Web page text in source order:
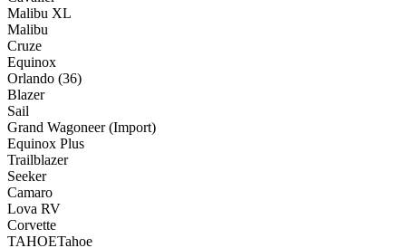
Malibu XL
Malibu
Cruze
Equinox
Orlando (36)
Blazer
Sail
Grand Wagoneer (Import)
Equinox Plus
Trailblazer
Seeker
Camaro
Lova RV
Corvette
TAHOETahoe